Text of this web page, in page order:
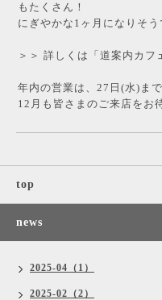
もたくさん！
にぎやかな1ヶ月になりそう
＞＞ 詳しくは「 道案内カフ
年内の営業は、27日(水)まで
12月も皆さまのご来店をお
top
news
2025-04（1）
2025-02（2）